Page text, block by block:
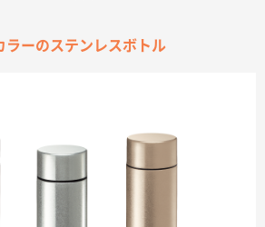
ラーのステンレスボトル